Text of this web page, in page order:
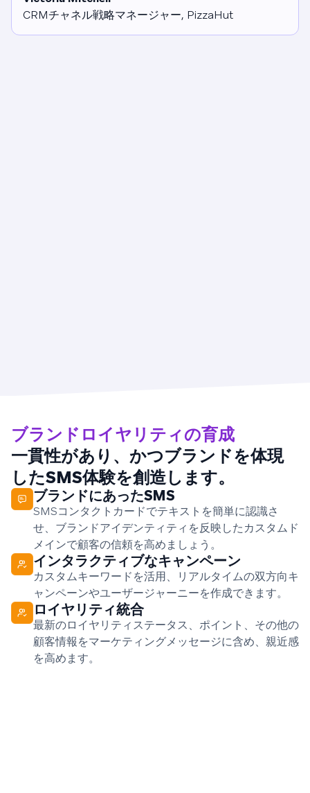
CRMチャネル戦略マネージャー, PizzaHut
ブランドロイヤリティの育成
一貫性があり、かつブランドを体現
したSMS体験を創造します。
ブランドにあったSMS
SMSコンタクトカードでテキストを簡単に認識さ
せ、ブランドアイデンティティを反映したカスタムド
メインで顧客の信頼を高めましょう。
インタラクティブなキャンペーン
カスタムキーワードを活用、リアルタイムの双方向キ
ャンペーンやユーザージャーニーを作成できます。
ロイヤリティ統合
最新のロイヤリティステータス、ポイント、その他の
顧客情報をマーケティングメッセージに含め、親近感
を高めます。